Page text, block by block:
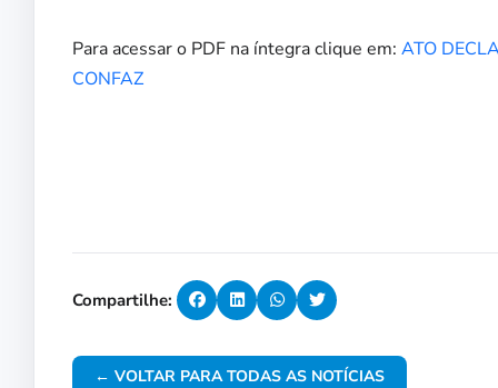
Para acessar o PDF na íntegra clique em: ATO
CONFAZ
Compartilhe:
← VOLTAR PARA TODAS AS NOTÍCIAS